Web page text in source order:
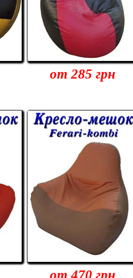
от 285 грн
от 470 грн